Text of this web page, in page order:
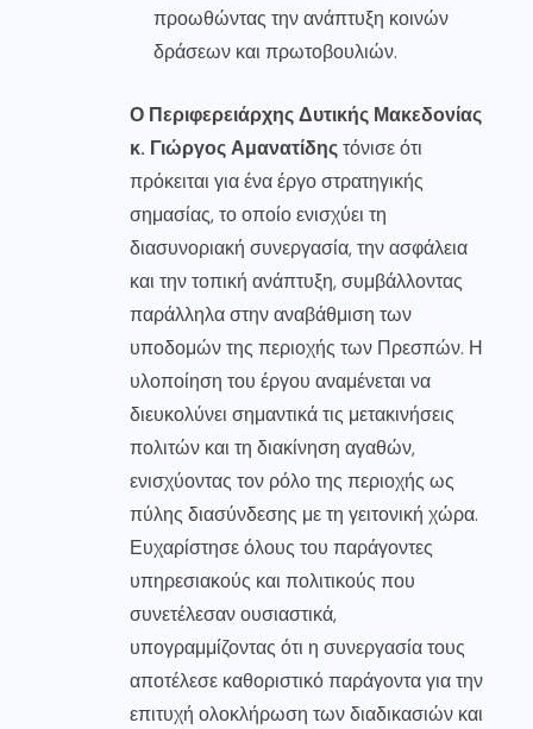
προωθώντας την ανάπτυξη κοινών
δράσεων και πρωτοβουλιών.
Ο Περιφερειάρχης Δυτικής Μακεδονίας
κ. Γιώργος Αμανατίδηςτόνισε ότι
πρόκειται για ένα έργο στρατηγικής
σημασίας, το οποίο ενισχύει τη
διασυνοριακή συνεργασία, την ασφάλεια
και την τοπική ανάπτυξη, συμβάλλοντας
παράλληλα στην αναβάθμιση των
υποδομών της περιοχής των Πρεσπών. Η
υλοποίηση του έργου αναμένεται να
διευκολύνει σημαντικά τις μετακινήσεις
πολιτών και τη διακίνηση αγαθών,
ενισχύοντας τον ρόλο της περιοχής ως
πύλης διασύνδεσης με τη γειτονική χώρα.
Ευχαρίστησε όλους του παράγοντες
υπηρεσιακούς και πολιτικούς που
συνετέλεσαν ουσιαστικά,
υπογραμμίζοντας ότι η συνεργασία τους
αποτέλεσε καθοριστικό παράγοντα για την
επιτυχή ολοκλήρωση των διαδικασιών και